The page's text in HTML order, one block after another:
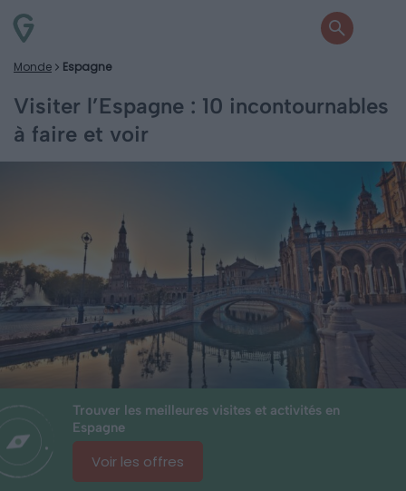
Monde Espagne
Visiter l’Espagne : 10 incontournables
à faire et voir
Trouver les meilleures visites et activités en
Espagne
Voir les offres